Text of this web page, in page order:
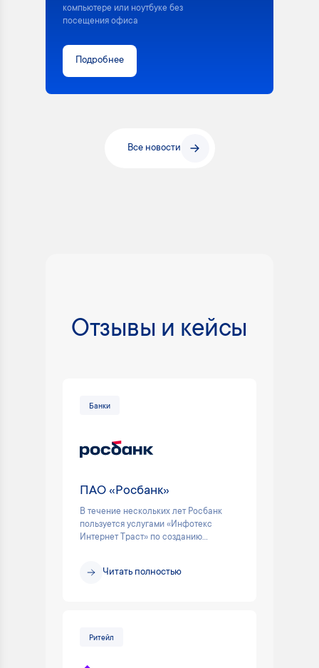
компьютере или ноутбуке без
посещения офиса
Подробнее
Все новости
Отзывы и кейсы
Банки
ПАО «Росбанк»
В течение нескольких лет Росбанк
пользуется услугами «Инфотекс
Интернет Траст» по созданию...
Читать полностью
Ритейл